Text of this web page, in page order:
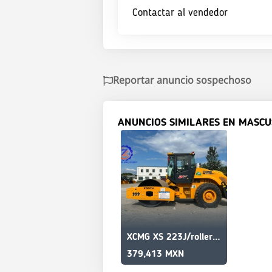
Contactar al vendedor
Reportar anuncio sospechoso
ANUNCIOS SIMILARES EN
XCMG XS 223J/roller used/efficient/long usage/23tons
379,413 MXN